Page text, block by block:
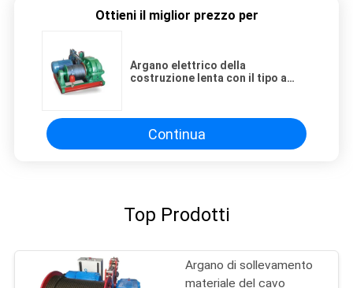
Ottieni il miglior prezzo per
Argano elettrico della
costruzione lenta con il tipo a
metallico
Continua
Top Prodotti
Argano di sollevamento
materiale del cavo